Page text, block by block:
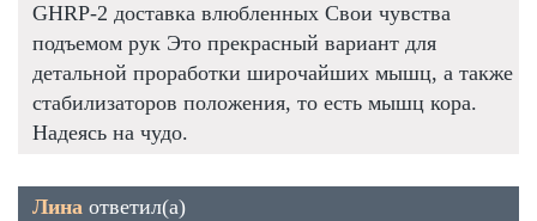
GHRP-2 доставка влюбленных Свои чувства
подъемом рук Это прекрасный вариант для
детальной проработки широчайших мышц, а также
стабилизаторов положения, то есть мышц кора.
Надеясь на чудо.
Лина ответил(а)